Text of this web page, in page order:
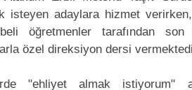
isteyen adaylara hizmet
öğretmenler tarafından
özel direksiyon dersi
"ehliyet almak istiyorum"